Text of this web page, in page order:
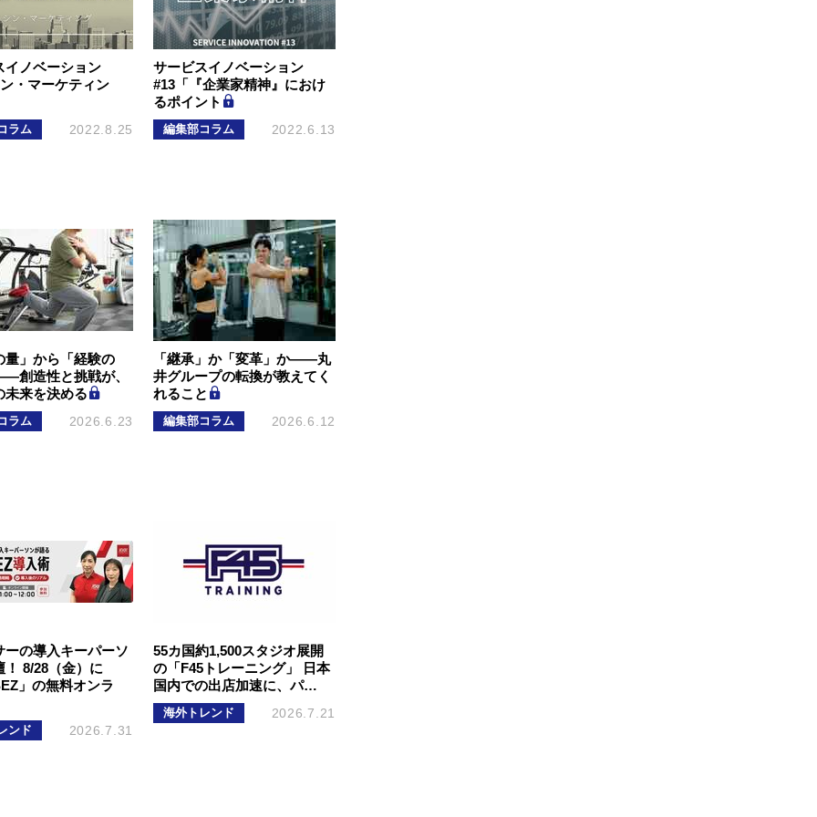
イノベーション
・マーケティン
ラム 2022.8.25
サービスイノベーション
#13「『企業家精神』におけ
るポイント
編集部コラム 2022.6.13
量」から「経験の
創造性と挑戦が、
未来を決める
ラム 2026.6.23
「継承」か「変革」か―—丸
井グループの転換が教えてく
れること
編集部コラム 2026.6.12
ーの導入キーパーソ
！ 8/28（金）に
」の無料オンラ
ンド 2026.7.31
55カ国約1,500スタジオ展開
の「F45トレーニング」 日本
国内での出店加速に、パ…
海外トレンド 2026.7.21